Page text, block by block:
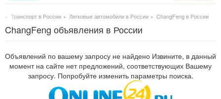
Транспорт в России ▸ Легковые автомобили в России ▸ ChangFeng в России
ChangFeng объявления в России
Объявлений по вашему запросу не найдено Извините, в данный
момент на сайте нет предложений, соответствующих Вашему
запросу. Попробуйте изменить параметры поиска.